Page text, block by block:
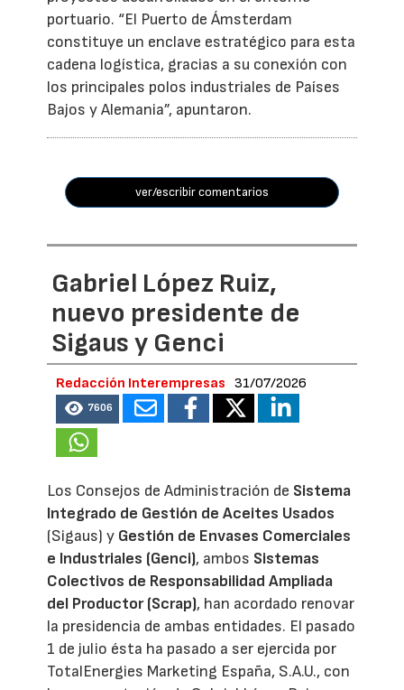
portuario. “El Puerto de Ámsterdam
constituye un enclave estratégico para esta
cadena logística, gracias a su conexión con
los principales polos industriales de Países
Bajos y Alemania”, apuntaron.
ver/escribir comentarios
Gabriel López Ruiz,
nuevo presidente de
Sigaus y Genci
Redacción Interempresas 31/07/2026
7606
Los Consejos de Administración de Sistema
Integrado de Gestión de Aceites Usados
(Sigaus) y Gestión de Envases Comerciales
e Industriales (Genci), ambos Sistemas
Colectivos de Responsabilidad Ampliada
del Productor (Scrap), han acordado renovar
la presidencia de ambas entidades. El pasado
1 de julio ésta ha pasado a ser ejercida por
TotalEnergies Marketing España, S.A.U., con